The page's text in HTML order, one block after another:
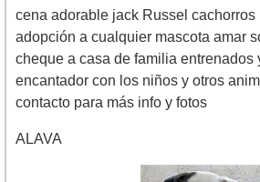
cena adorable jack Russel cachorros
adopción a cualquier mascota amar
cheque a casa de familia entrenados
encantador con los niños y otros
contacto para más info y fotos
ALAVA